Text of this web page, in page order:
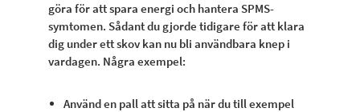
göra för att spara energi och hantera SPMS-
symtomen. Sådant du gjorde tidigare för att klara
dig under ett skov kan nu bli användbara knep i
vardagen. Några exempel:
Använd en pall att sitta på när du till exempel